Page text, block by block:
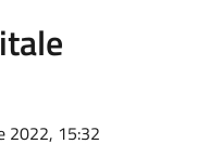
2022, 15:32